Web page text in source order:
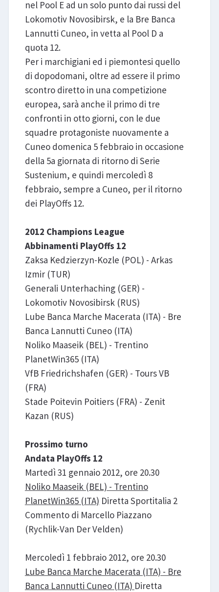
nel Pool E ad un solo punto dai russi del
Lokomotiv Novosibirsk, e la Bre Banca
Lannutti Cuneo, in vetta al Pool D a
quota 12.
Per i marchigiani ed i piemontesi quello
di dopodomani, oltre ad essere il primo
scontro diretto in una competizione
europea, sarà anche il primo di tre
confronti in otto giorni, con le due
squadre protagoniste nuovamente a
Cuneo domenica 5 febbraio in occasione
della 5a giornata di ritorno di Serie
Sustenium, e quindi mercoledì 8
febbraio, sempre a Cuneo, per il ritorno
dei PlayOffs 12.
2012 Champions League
Abbinamenti PlayOffs 12
Zaksa Kedzierzyn-Kozle (POL) - Arkas
Izmir (TUR)
Generali Unterhaching (GER) -
Lokomotiv Novosibirsk (RUS)
Lube Banca Marche Macerata (ITA) - Bre
Banca Lannutti Cuneo (ITA)
Noliko Maaseik (BEL) - Trentino
PlanetWin365 (ITA)
VfB Friedrichshafen (GER) - Tours VB
(FRA)
Stade Poitevin Poitiers (FRA) - Zenit
Kazan (RUS)
Prossimo turno
Andata PlayOffs 12
Martedì 31 gennaio 2012, ore 20.30
Noliko Maaseik (BEL) - Trentino
PlanetWin365 (ITA) Diretta Sportitalia 2
Commento di Marcello Piazzano
(Rychlik-Van Der Velden)
Mercoledì 1 febbraio 2012, ore 20.30
Lube Banca Marche Macerata (ITA) - Bre
Banca Lannutti Cuneo (ITA) Diretta